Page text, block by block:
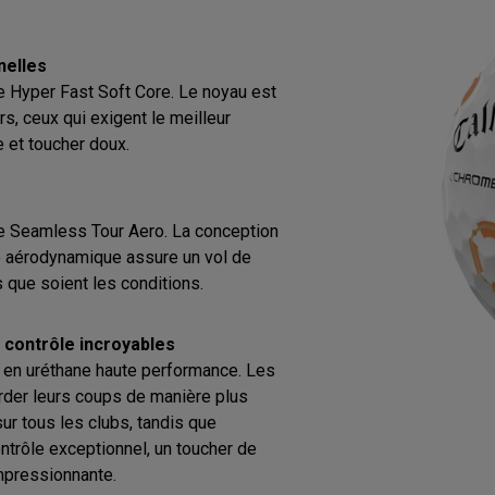
Hyper Fast Soft Core. Le noyau est
ceux qui exigent le meilleur
et toucher doux.
Seamless Tour Aero. La conception
assure un vol de
que soient les conditions.
contrôle incroyables
uréthane haute performance. Les
leurs coups de manière plus
tous les clubs, tandis que
exceptionnel, un toucher de